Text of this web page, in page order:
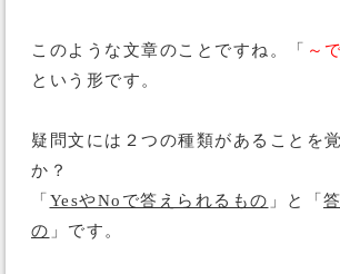
このような文章のことですね。「 ～
という形です。
疑問文には２つの種類があることを
か？
「 YesやNoで答えられるもの 」と「
の 」です。